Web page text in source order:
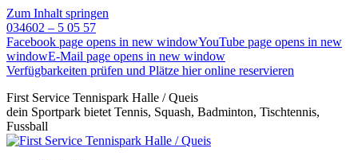
Zum Inhalt springen
034602 – 5 05 57
Facebook page opens in new windowYouTube page opens in new
windowE-Mail page opens in new window
Verfügbarkeiten prüfen und Plätze hier online reservieren
First Service Tennispark Halle / Queis
dein Sportpark bietet Tennis, Squash, Badminton, Tischtennis,
Fussball